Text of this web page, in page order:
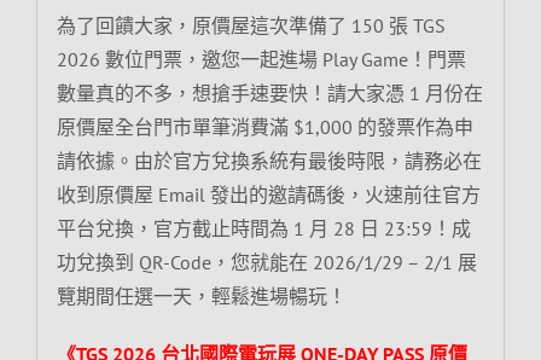
為了回饋大家，原價屋這次準備了 150 張 TGS
2026 數位門票，邀您一起進場 Play Game！門票
數量真的不多，想搶手速要快！請大家憑 1 月份在
原價屋全台門市單筆消費滿 $1,000 的發票作為申
請依據。由於官方兌換系統有最後時限，請務必在
收到原價屋 Email 發出的邀請碼後，火速前往官方
平台兌換，官方截止時間為 1 月 28 日 23:59！成
功兌換到 QR-Code，您就能在 2026/1/29 – 2/1 展
覽期間任選一天，輕鬆進場暢玩！
《TGS 2026 台北國際電玩展 ONE-DAY PASS 原價